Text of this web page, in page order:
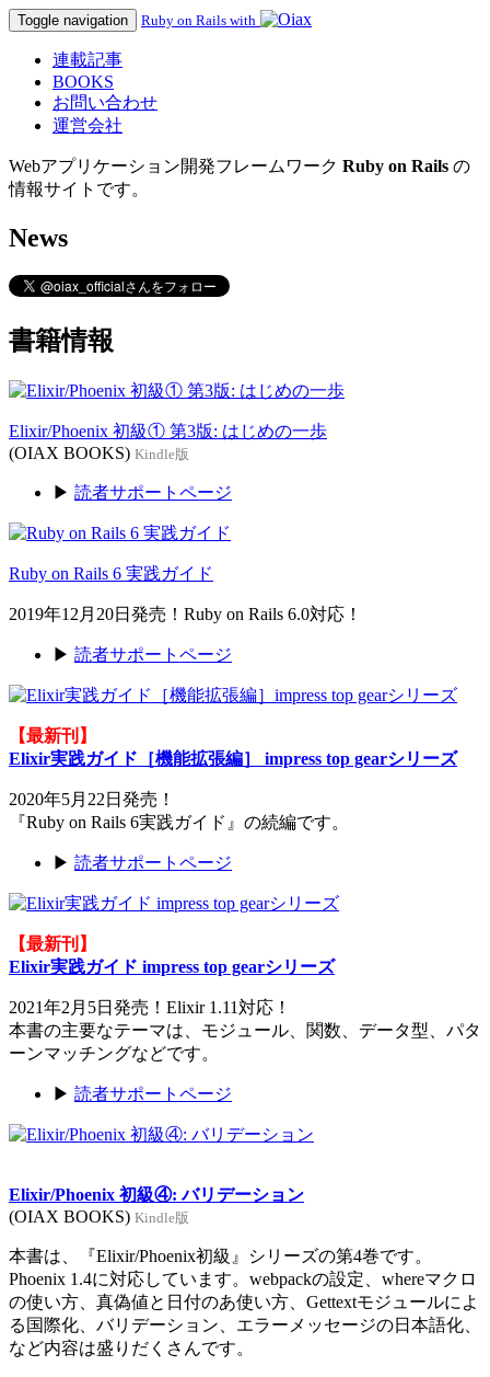
Toggle navigation Ruby on Rails with
連載記事
BOOKS
お問い合わせ
運営会社
Webアプリケーション開発フレームワーク Ruby on Rails の
情報サイトです。
News
書籍情報
Elixir/Phoenix 初級① 第3版: はじめの一歩
(OIAX BOOKS) Kindle版
▶ 読者サポートページ
Ruby on Rails 6 実践ガイド
2019年12月20日発売！Ruby on Rails 6.0対応！
▶ 読者サポートページ
【最新刊】
Elixir実践ガイド［機能拡張編］ impress top gearシリーズ
2020年5月22日発売！
『Ruby on Rails 6実践ガイド』の続編です。
▶ 読者サポートページ
【最新刊】
Elixir実践ガイド impress top gearシリーズ
2021年2月5日発売！Elixir 1.11対応！
本書の主要なテーマは、モジュール、関数、データ型、パタ
ーンマッチングなどです。
▶ 読者サポートページ
Elixir/Phoenix 初級④: バリデーション
(OIAX BOOKS) Kindle版
本書は、『Elixir/Phoenix初級』シリーズの第4巻です。
Phoenix 1.4に対応しています。webpackの設定、whereマクロ
の使い方、真偽値と日付のあ使い方、Gettextモジュールによ
る国際化、バリデーション、エラーメッセージの日本語化、
など内容は盛りだくさんです。